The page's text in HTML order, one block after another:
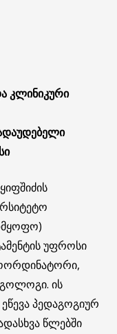
კლინიკური
უფროსი
ის
პედაგოგიურ
წლებში